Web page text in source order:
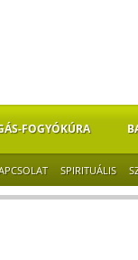
FOGYÓKÚRA
SPIRITUÁLIS